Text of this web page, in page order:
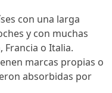
con una larga
y con muchas
Francia o Italia.
marcas propias o
absorbidas por